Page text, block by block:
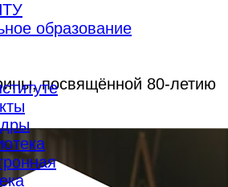
образование
посвящённой 80-летию